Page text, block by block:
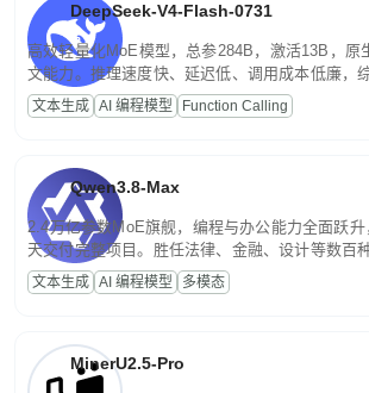
DeepSeek-V4-Flash-0731
高效轻量化MoE模型，总参284B，激活13B，原
文能力。推理速度快、延迟低、调用成本低廉，
高并发、轻量化任务，适合日常对话、内容创作
文案处理等普惠刚需场景。
文本生成 AI 编程模型 Function Calling
Qwen3.8-Max
2.4万亿参数MoE旗舰，编程与办公能力全面跃
天交付完整项目。胜任法律、金融、设计等数百
话端到端交付生产级成果。原生视觉理解贯穿规
程，支持超长文档与长视频的深度语义解析。长
文本生成 AI 编程模型 多模态
MinerU2.5-Pro